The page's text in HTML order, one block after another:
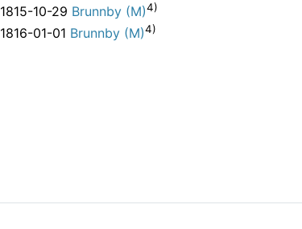
1815-10-29 Brunnby (M)4)
1816-01-01 Brunnby (M)4)